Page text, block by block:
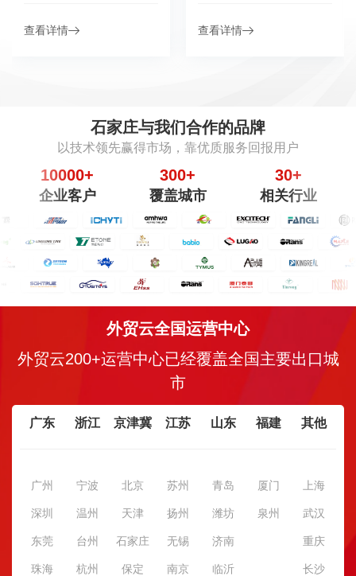
查看详情 查看详情
石家庄与我们合作的品牌
以技术领先赢得市场，靠优质服务回报用户
10000+
企业客户
300+
覆盖城市
30+
相关行业
外贸云全国运营中心
外贸云200+运营中心已经覆盖全国主要出口城
市
广东
广州
深圳
东莞
珠海
浙江
宁波
温州
台州
杭州
京津冀
北京
天津
石家庄
保定
江苏
苏州
扬州
无锡
南京
山东
青岛
潍坊
济南
临沂
福建
厦门
泉州
其他
上海
武汉
重庆
长沙